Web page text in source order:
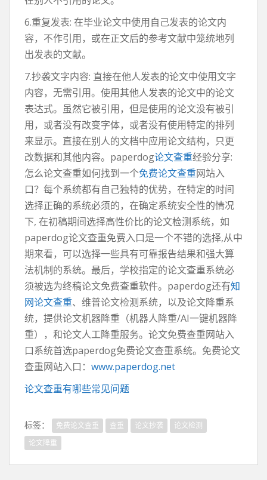
6.重复发表: 在毕业论文中使用自己发表的论文内
容，不作引用，或在正文后的参考文献中笼统地列
出发表的文献。
7.抄袭文字内容: 直接在他人发表的论文中使用文字
内容，无需引用。使用其他人发表的论文中的论文
表达式。虽然它被引用，但是使用的论文没有被引
用，或者没有改变字体，或者没有使用特定的排列
来显示。直接在别人的文档中应用论文结构，只更
改数据和其他内容。paperdog论文查重经验分享:
怎么论文查重如何找到一个免费论文查重网站入
口？每个系统都有自己独特的优势，在特定的时间
选择正确的系统必须的，在确定系统安全性的情况
下, 在初稿期间选择高性价比的论文检测系统，如
paperdog论文查重免费入口是一个不错的选择,从中
期来看，可以选择一些具有可靠报告结果和强大算
法机制的系统。最后，学校指定的论文查重系统必
须被选为终稿论文免费查重软件。paperdog还有知
网论文查重、维普论文检测系统，以及论文降重系
统，提供论文机器降重（机器人降重/AI一键机器降
重），和论文人工降重服务。论文免费查重网站入
口系统首选paperdog免费论文查重系统。免费论文
查重网站入口： www.paperdog.net
论文查重有哪些常见问题
标签： 免费论文查重 查重 论文抄袭
论文检测
论文降重